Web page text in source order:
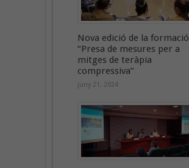
Nova edició de la formació
“Presa de mesures per a
mitges de teràpia
compressiva”
juny 21, 2024